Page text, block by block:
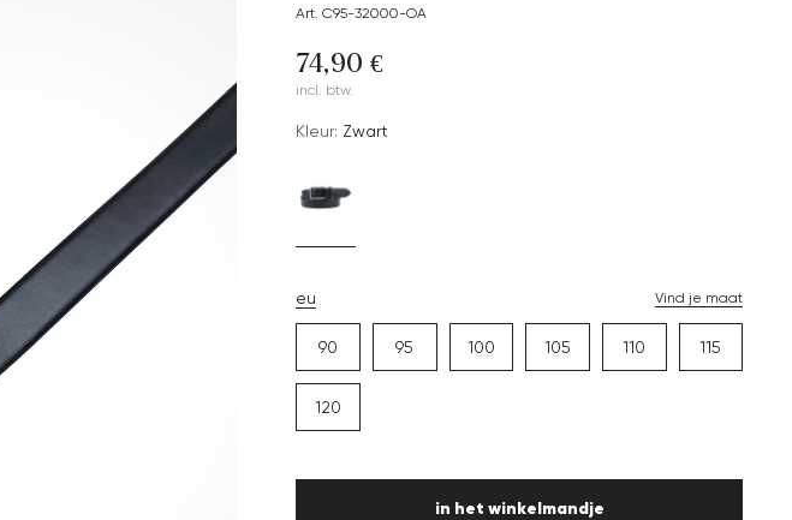
Art. C95-32000-OA
74,90 €
incl. btw.
Kleur: Zwart
eu Vind je maat
90 95 100 105 110 115
120
in het winkelmandje